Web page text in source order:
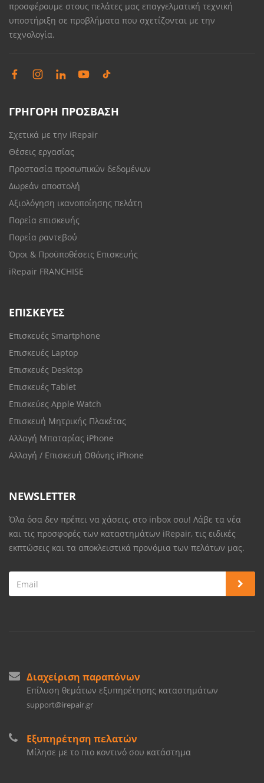
προσφέρουμε στους πελάτες μας επαγγελματική τεχνική
υποστήριξη σε προβλήματα που σχετίζονται με την
τεχνολογία.
ΓΡΗΓΟΡΗ ΠΡΟΣΒΑΣΗ
Σχετικά με την iRepair
Θέσεις εργασίας
Προστασία προσωπικών δεδομένων
Δωρεάν αποστολή
Αξιολόγηση ικανοποίησης πελάτη
Πορεία επισκευής
Πορεία ραντεβού
Όροι & Προϋποθέσεις Επισκευής
iRepair FRANCHISE
ΕΠΙΣΚΕΥΈΣ
Επισκευές Smartphone
Επισκευές Laptop
Επισκευές Desktop
Επισκευές Tablet
Επισκεύες Apple Watch
Επισκευή Μητρικής Πλακέτας
Αλλαγή Μπαταρίας iPhone
Αλλαγή / Επισκευή Οθόνης iPhone
NEWSLETTER
Όλα όσα δεν πρέπει να χάσεις, στο inbox σου! Λάβε τα νέα
και τις προσφορές των καταστημάτων iRepair, τις ειδικές
εκπτώσεις και τα αποκλειστικά προνόμια των πελάτων μας.
Διαχείριση παραπόνων
Επίλυση θεμάτων εξυπηρέτησης καταστημάτων
support@irepair.gr
Εξυπηρέτηση πελατών
Μίλησε με το πιο κοντινό σου κατάστημα